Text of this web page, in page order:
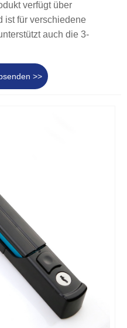
verfügt über
ist für verschiedene
auch die 3-
>>